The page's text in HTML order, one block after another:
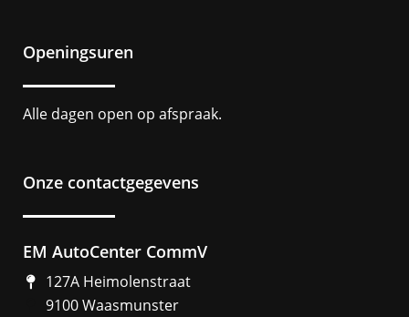
Openingsuren
Alle dagen open op afspraak.
Onze contactgegevens
EM AutoCenter CommV
127A Heimolenstraat
9100 Waasmunster